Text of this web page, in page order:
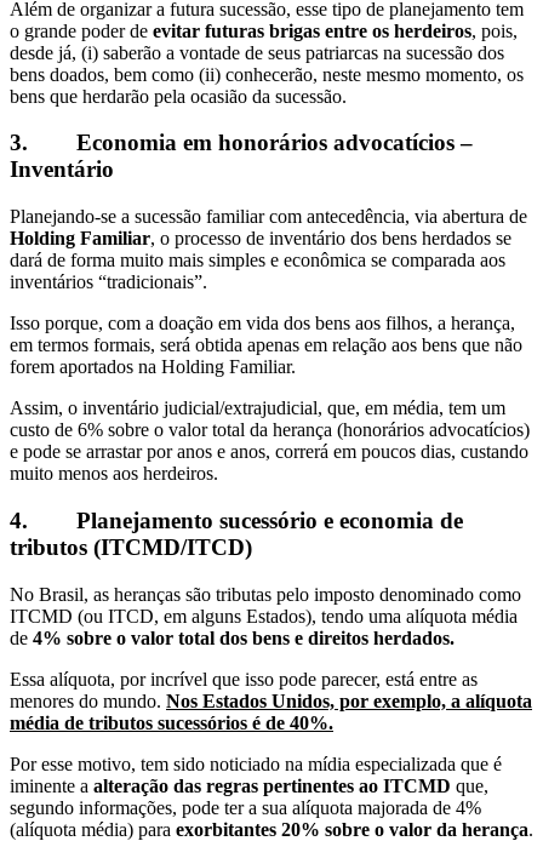
Além de organizar a futura sucessão, esse tipo de planejamento tem
o grande poder de evitar futuras brigas entre os herdeiros, pois,
desde já, (i) saberão a vontade de seus patriarcas na sucessão dos
bens doados, bem como (ii) conhecerão, neste mesmo momento, os
bens que herdarão pela ocasião da sucessão.
3. Economia em honorários advocatícios –
Inventário
Planejando-se a sucessão familiar com antecedência, via abertura de
Holding Familiar, o processo de inventário dos bens herdados se
dará de forma muito mais simples e econômica se comparada aos
inventários “tradicionais”.
Isso porque, com a doação em vida dos bens aos filhos, a herança,
em termos formais, será obtida apenas em relação aos bens que não
forem aportados na Holding Familiar.
Assim, o inventário judicial/extrajudicial, que, em média, tem um
custo de 6% sobre o valor total da herança (honorários advocatícios)
e pode se arrastar por anos e anos, correrá em poucos dias, custando
muito menos aos herdeiros.
4. Planejamento sucessório e economia de
tributos (ITCMD/ITCD)
No Brasil, as heranças são tributas pelo imposto denominado como
ITCMD (ou ITCD, em alguns Estados), tendo uma alíquota média
de 4% sobre o valor total dos bens e direitos herdados.
Essa alíquota, por incrível que isso pode parecer, está entre as
menores do mundo. Nos Estados Unidos, por exemplo, a alíquota
média de tributos sucessórios é de 40%.
Por esse motivo, tem sido noticiado na mídia especializada que é
iminente a alteração das regras pertinentes ao ITCMD que,
segundo informações, pode ter a sua alíquota majorada de 4%
(alíquota média) para exorbitantes 20% sobre o valor da herança.